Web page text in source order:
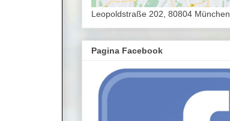
Leopoldstraße 202, 80804 München
Pagina Facebook